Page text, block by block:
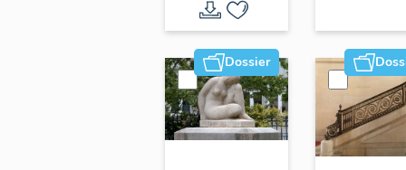
cochère
dite maison
Belon-
Vatard (non
étudié)
Dossier